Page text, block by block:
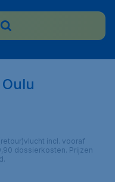
incl. vooraf
dossierkosten. Prijzen